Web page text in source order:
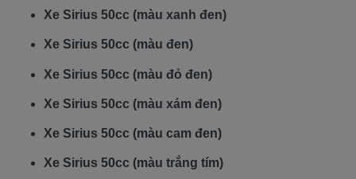
Xe Sirius 50cc (màu xanh đen)
Xe Sirius 50cc (màu đen)
Xe Sirius 50cc (màu đỏ đen)
Xe Sirius 50cc (màu xám đen)
Xe Sirius 50cc (màu cam đen)
Xe Sirius 50cc (màu trắng tím)